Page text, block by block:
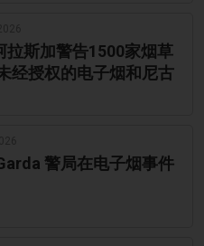
拉斯加警告1500家烟草
经授权的电子烟和尼古
警局在电子烟事件